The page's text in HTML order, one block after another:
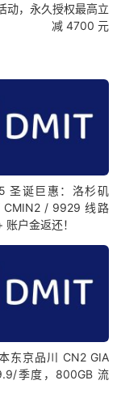
动，永久授权最高立
减 4700 元
圣诞巨惠：洛杉矶
CMIN2 / 9929 线路
户金返还！
东京品川 CN2 GIA
季度，800GB 流